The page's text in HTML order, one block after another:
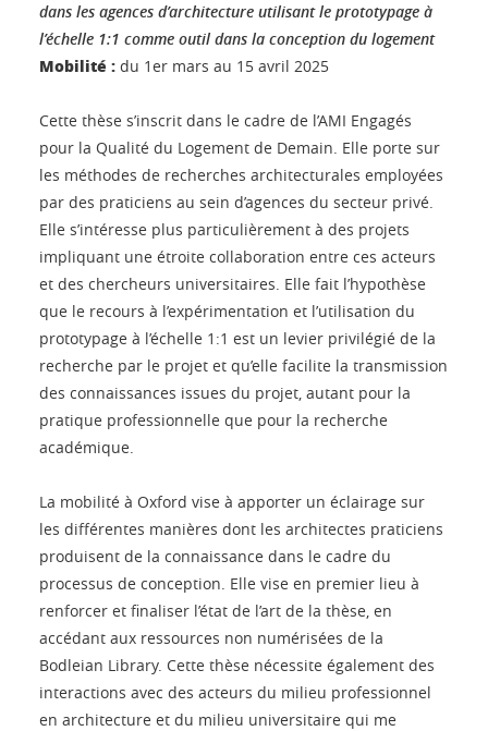
dans les agences d’architecture utilisant le prototypage à
l’échelle 1:1 comme outil dans la conception du logement
Mobilité : du 1er mars au 15 avril 2025
Cette thèse s’inscrit dans le cadre de l’AMI Engagés
pour la Qualité du Logement de Demain. Elle porte sur
les méthodes de recherches architecturales employées
par des praticiens au sein d’agences du secteur privé.
Elle s’intéresse plus particulièrement à des projets
impliquant une étroite collaboration entre ces acteurs
et des chercheurs universitaires. Elle fait l’hypothèse
que le recours à l’expérimentation et l’utilisation du
prototypage à l’échelle 1:1 est un levier privilégié de la
recherche par le projet et qu’elle facilite la transmission
des connaissances issues du projet, autant pour la
pratique professionnelle que pour la recherche
académique.
La mobilité à Oxford vise à apporter un éclairage sur
les différentes manières dont les architectes praticiens
produisent de la connaissance dans le cadre du
processus de conception. Elle vise en premier lieu à
renforcer et finaliser l’état de l’art de la thèse, en
accédant aux ressources non numérisées de la
Bodleian Library. Cette thèse nécessite également des
interactions avec des acteurs du milieu professionnel
en architecture et du milieu universitaire qui me